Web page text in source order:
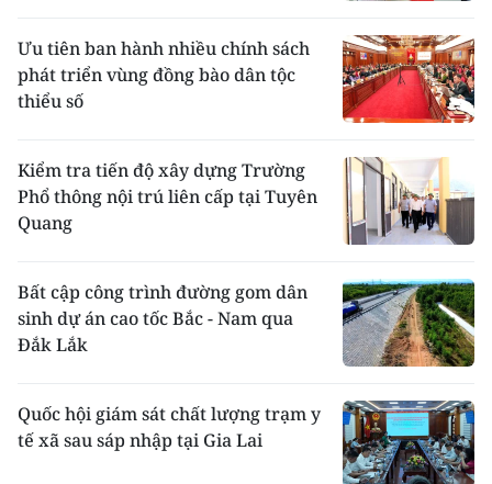
Ưu tiên ban hành nhiều chính sách
phát triển vùng đồng bào dân tộc
thiểu số
Kiểm tra tiến độ xây dựng Trường
Phổ thông nội trú liên cấp tại Tuyên
Quang
Bất cập công trình đường gom dân
sinh dự án cao tốc Bắc - Nam qua
Đắk Lắk
Quốc hội giám sát chất lượng trạm y
tế xã sau sáp nhập tại Gia Lai